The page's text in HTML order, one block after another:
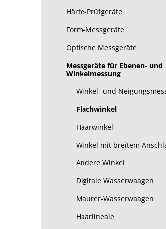
Härte-Prüfgeräte
Form-Messgeräte
Optische Messgeräte
Messgeräte für Ebenen- und
Winkelmessung
Winkel- und
Flachwinkel
Haarwinkel
Winkel mit breitem
Andere Winkel
Digitale Wasserwaagen
Maurer-Wasserwaagen
Haarlineale